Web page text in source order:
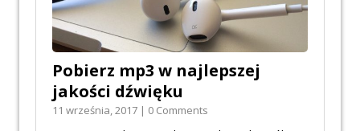
Pobierz mp3 w najlepszej
jakości dźwięku
11 września, 2017 | 0 Comments